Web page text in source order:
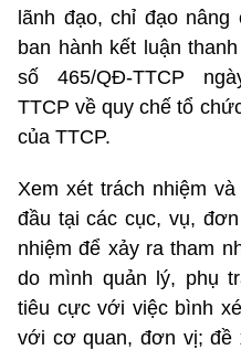
lãnh đạo, chỉ đạo
ban hành kết luận
số 465/QĐ-TTCP
TTCP về quy chế tổ
của TTCP.
Xem xét trách nhiệm
đầu tại các cục, vụ,
nhiệm để xảy ra tham
do mình quản lý, phụ
tiêu cực với việc bình
với cơ quan, đơn vị; đề